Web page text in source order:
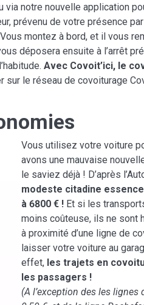
notre nouvelle application
prévenu de votre présence
montez à bord, et il vous
déposera ensuite à l’arrêt
Avec Covoit’ici, le
sur le réseau de covoiturage
Vous utilisez votre voiture
avons une mauvaise
le saviez déjà ! D’après
modeste citadine
à 6800 €!Et si les
moins coûteuse, ils ne sont
à proximité d’une ligne de
laisser votre voiture au
effet, les trajets en
les passagers !
(A l’exception des les lignes